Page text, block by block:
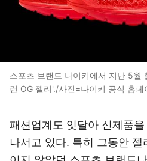
스포츠 브랜드 나이키에서 지난 5월
런 OG 젤리'./사진=나이키 공식 홈페
패션업계도 잇달아 신제품
나서고 있다. 특히 그동안